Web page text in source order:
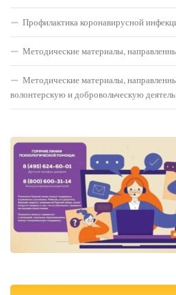
Профилактика коронавирусной
Методические материалы,
Методические материалы,
волонтерскую и добровольческую